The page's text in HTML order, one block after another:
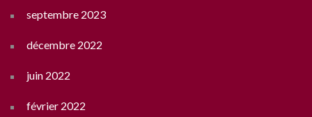
septembre 2023
décembre 2022
juin 2022
février 2022